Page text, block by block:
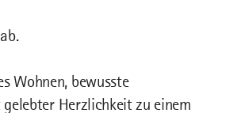
Wohnen, bewusste
Herzlichkeit zu einem